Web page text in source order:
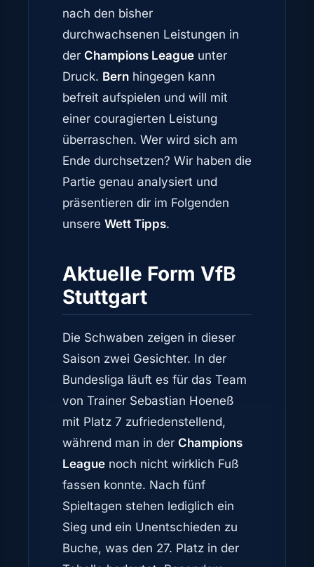
nach den bisher
durchwachsenen Leistungen in
der Champions League unter
Druck. Bern hingegen kann
befreit aufspielen und will mit
einer couragierten Leistung
überraschen. Wer wird sich am
Ende durchsetzen? Wir haben die
Partie genau analysiert und
präsentieren dir im Folgenden
unsere Wett Tipps.
Aktuelle Form VfB
Stuttgart
Die Schwaben zeigen in dieser
Saison zwei Gesichter. In der
Bundesliga läuft es für das Team
von Trainer Sebastian Hoeneß
mit Platz 7 zufriedenstellend,
während man in der Champions
League noch nicht wirklich Fuß
fassen konnte. Nach fünf
Spieltagen stehen lediglich ein
Sieg und ein Unentschieden zu
Buche, was den 27. Platz in der